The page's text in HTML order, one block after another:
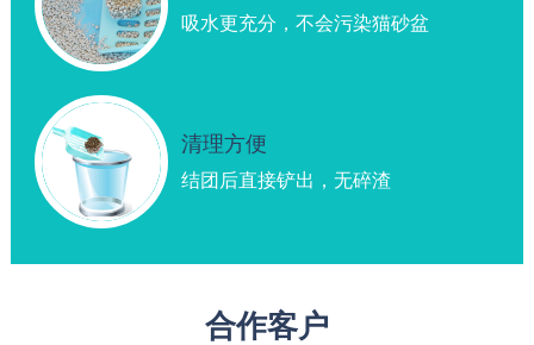
吸水更充分，不会污染猫砂盆
清理方便
结团后直接铲出，无碎渣
合作客户